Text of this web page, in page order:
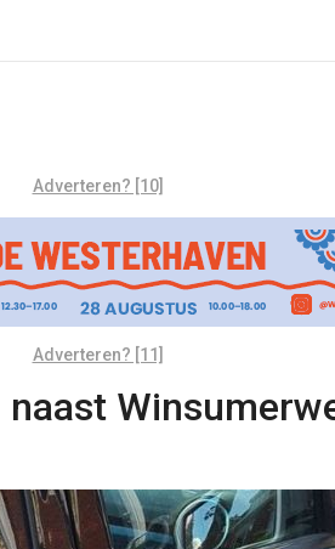
Adverteren? [10]
Adverteren? [11]